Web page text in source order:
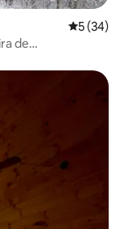
5 de uma
5 (34)
de